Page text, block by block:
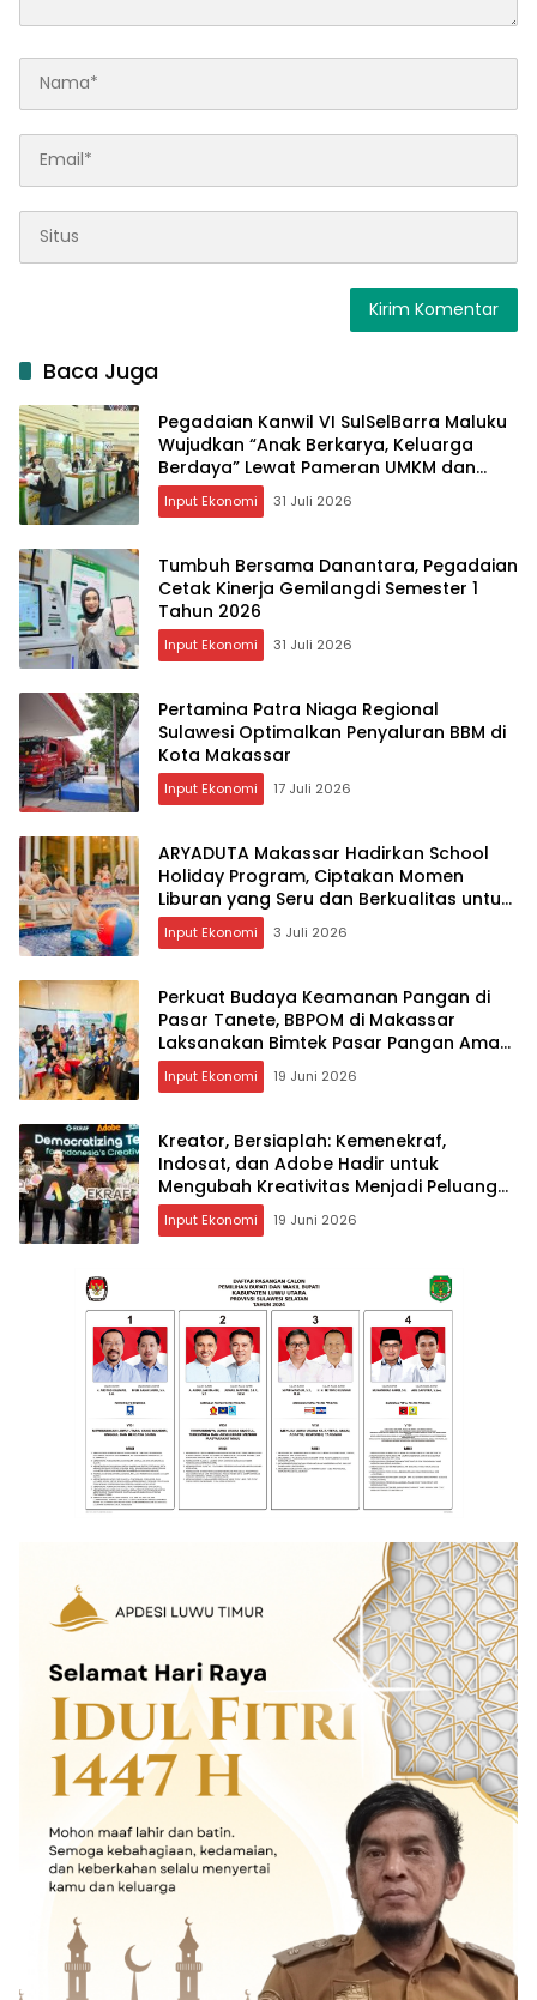
Baca Juga
Pegadaian Kanwil VI SulSelBarra Maluku
Wujudkan “Anak Berkarya, Keluarga
Berdaya” Lewat Pameran UMKM dan
Bazar Emas
Input Ekonomi 31 Juli 2026
Tumbuh Bersama Danantara, Pegadaian
Cetak Kinerja Gemilangdi Semester 1
Tahun 2026
Input Ekonomi 31 Juli 2026
Pertamina Patra Niaga Regional
Sulawesi Optimalkan Penyaluran BBM di
Kota Makassar
Input Ekonomi 17 Juli 2026
ARYADUTA Makassar Hadirkan School
Holiday Program, Ciptakan Momen
Liburan yang Seru dan Berkualitas untuk
Keluarga
Input Ekonomi 3 Juli 2026
Perkuat Budaya Keamanan Pangan di
Pasar Tanete, BBPOM di Makassar
Laksanakan Bimtek Pasar Pangan Aman
Berbasis Komunitas
Input Ekonomi 19 Juni 2026
Kreator, Bersiaplah: Kemenekraf,
Indosat, dan Adobe Hadir untuk
Mengubah Kreativitas Menjadi Peluang
Nyata
Input Ekonomi 19 Juni 2026